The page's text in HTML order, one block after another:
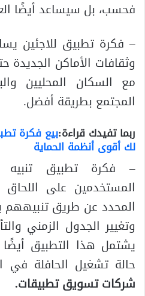
فحسب، بل سيساعد أيضًا
– فكرة تطبيق للاجئين
وثقافات الأماكن الجديدة
مع السكان المحليين
المجتمع بطريقة أفضل.
ربما تفيدك قراءة:
لك أقوى أنظمة الحماية
– فكرة تطبيق تنبيه
المستخدمين على
المحدد عن طريق تنبيههم
وتغيير الجدول الزمني
حالة تشغيل الحافلة
شركات تسويق تطبيقات.